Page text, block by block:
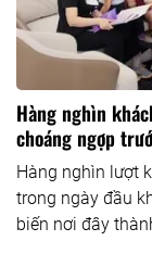
Hàng nghìn
choáng ngợp
Hàng nghìn lượt
trong ngày đầu
biến nơi đây